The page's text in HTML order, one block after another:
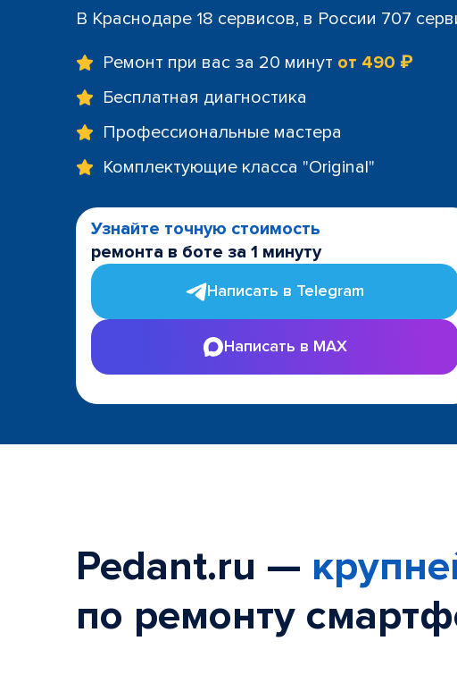
В Краснодаре 18 сервисов, в России 707
Ремонт при вас за 20 минут от 490 ₽
Бесплатная диагностика
Профессиональные мастера
Комплектующие класса "Original"
Узнайте точную стоимость
ремонта в боте за 1 минуту
Написать в Telegram
Написать в MAX
Pedant.ru —
по ремонту